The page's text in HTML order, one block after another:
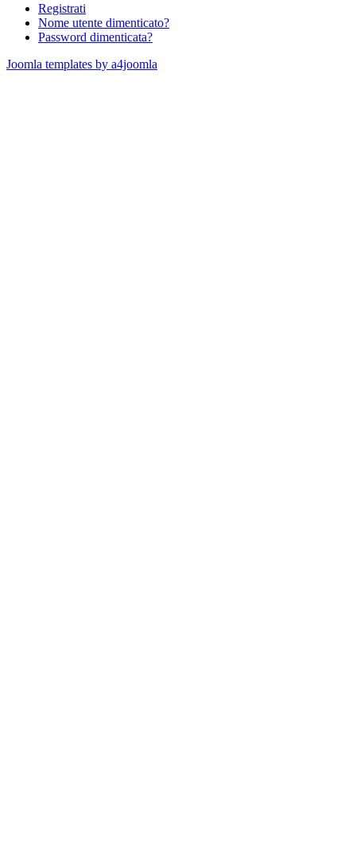
Registrati
Nome utente dimenticato?
Password dimenticata?
Joomla templates by a4joomla